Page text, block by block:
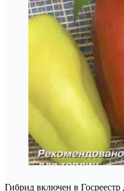
Гибрид включен в